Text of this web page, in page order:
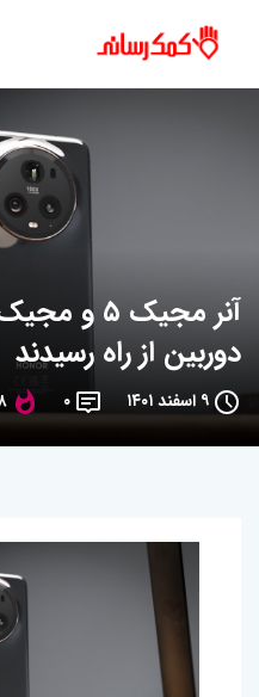
دوربین از راه رسیدند
۹ اسفند ۱۴۰۱ ۰